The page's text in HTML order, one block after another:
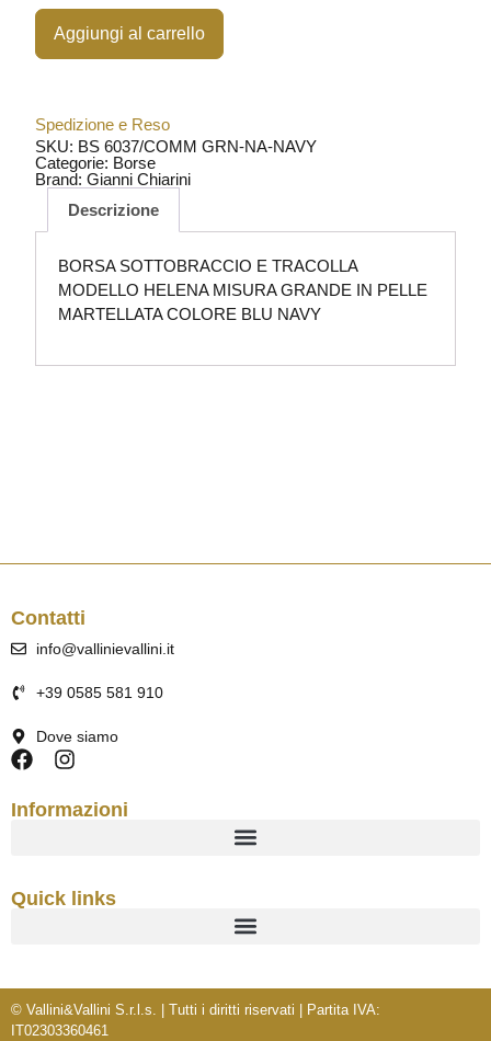
Aggiungi al carrello
Spedizione e Reso
SKU: BS 6037/COMM GRN-NA-NAVY
Categorie: Borse
Brand:Gianni Chiarini
Descrizione
BORSA SOTTOBRACCIO E TRACOLLA
MODELLO HELENA MISURA GRANDE IN PELLE
MARTELLATA COLORE BLU NAVY
Contatti
info@vallinievallini.it
+39 0585 581 910
Dove siamo
Informazioni
Quick links
© Vallini&Vallini S.r.l.s. | Tutti i diritti riservati | Partita IVA:
IT02303360461